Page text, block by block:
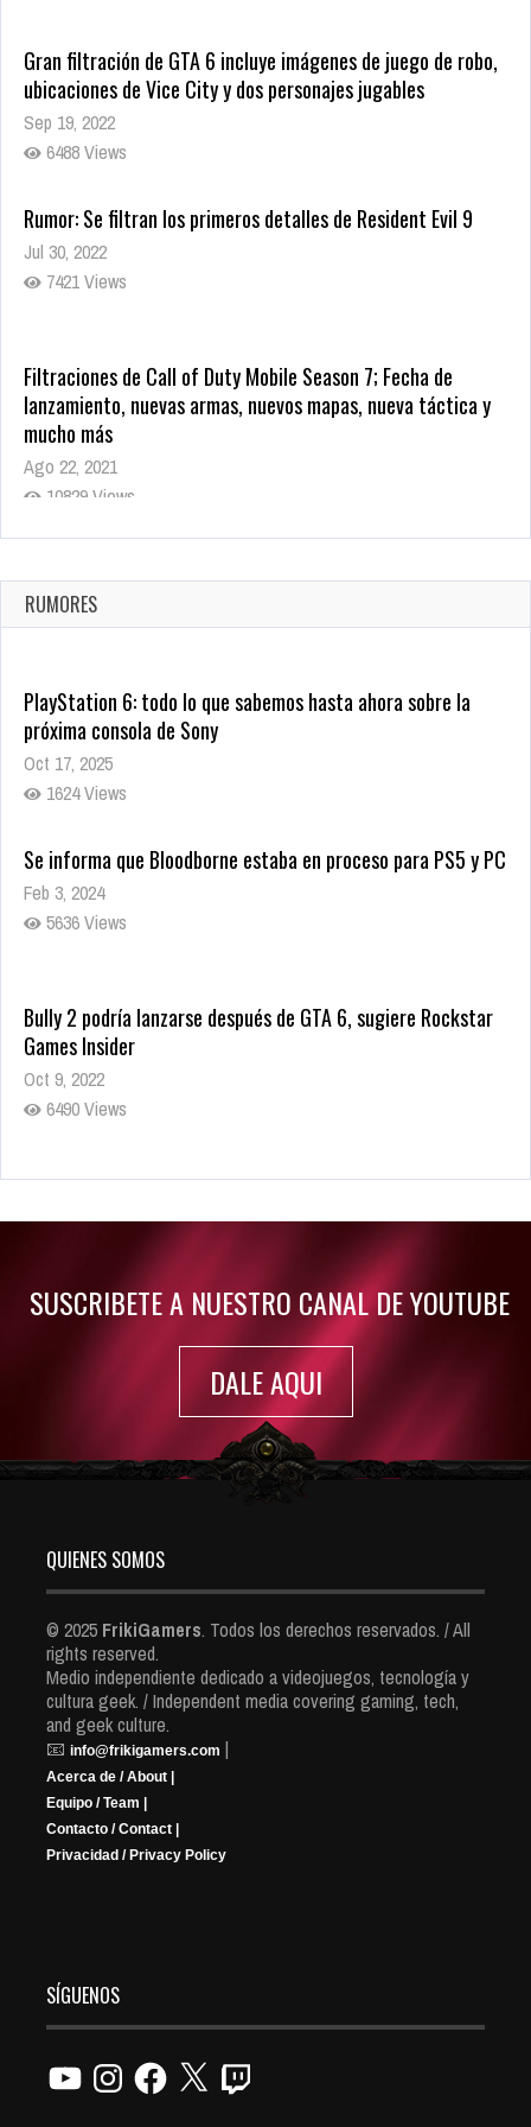
Gran filtración de GTA 6 incluye imágenes de juego de robo,
ubicaciones de Vice City y dos personajes jugables
Sep 19, 2022
6488 Views
Rumor: Se filtran los primeros detalles de Resident Evil 9
Jul 30, 2022
7421 Views
Filtraciones de Call of Duty Mobile Season 7; Fecha de
lanzamiento, nuevas armas, nuevos mapas, nueva táctica y
mucho más
Ago 22, 2021
10829 Views
La configuración de Call of Duty 2021 aparentemente ya fue
Ago 8, 2021
10010 Views
RUMORES
PlayStation 6: todo lo que sabemos hasta ahora sobre la
próxima consola de Sony
Oct 17, 2025
1624 Views
Se informa que Bloodborne estaba en proceso para PS5 y PC
Feb 3, 2024
5636 Views
Bully 2 podría lanzarse después de GTA 6, sugiere Rockstar
Games Insider
Oct 9, 2022
6490 Views
Rumor: Se filtran los primeros detalles de Resident Evil 9
SUSCRIBETE A NUESTRO CANAL DE YOUTUBE
DALE AQUI
QUIENES SOMOS
© 2025 FrikiGamers. Todos los derechos reservados. / All
rights reserved.
Medio independiente dedicado a videojuegos, tecnología y
cultura geek. / Independent media covering gaming, tech,
and geek culture.
📧 info@frikigamers.com |
Acerca de / About |
Equipo / Team |
Contacto / Contact |
Privacidad / Privacy Policy
SÍGUENOS
YouTubeInstagramFacebook
X Twitch